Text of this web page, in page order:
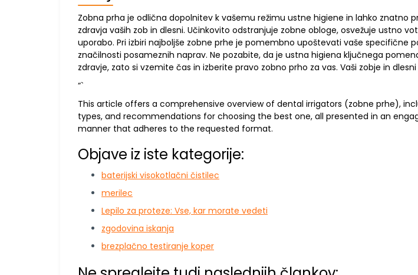
Zobna prha je odlična dopolnitev k vašemu režimu ustne higiene in lahko znatno
zdravja vaših zob in dlesni. Učinkovito odstranjuje zobne obloge, osvežuje ustno
uporabo. Pri izbiri najboljše zobne prhe je pomembno upoštevati vaše specifične
značilnosti posameznih naprav. Ne pozabite, da je ustna higiena ključnega
zdravje, zato si vzemite čas in izberite pravo zobno prho za vas. Vaši zobje in
“`
This article offers a comprehensive overview of dental irrigators (zobne prhe),
types, and recommendations for choosing the best one, all presented in an
manner that adheres to the requested format.
Objave iz iste kategorije:
baterijski visokotlačni čistilec
merilec
Lepilo za proteze: Vse, kar morate vedeti
zgodovina iskanja
brezplačno testiranje koper